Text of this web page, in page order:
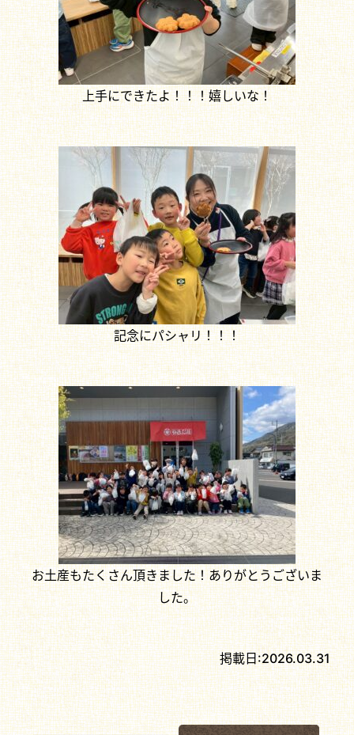
上手にできたよ！！！嬉しいな！
記念にパシャリ！！！
お土産もたくさん頂きました！ありがとうございま
した。
掲載日:2026.03.31